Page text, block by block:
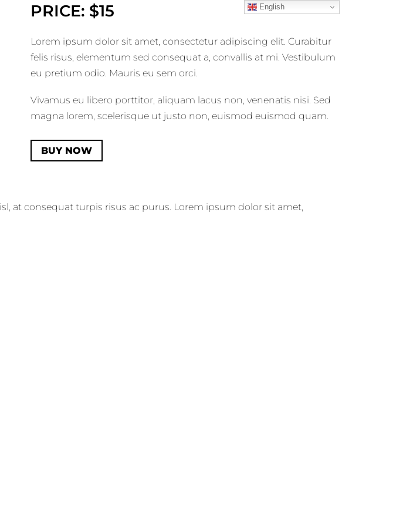
PRICE: $15
Lorem ipsum dolor sit amet, consectetur adipiscing elit. Curabitur
felis risus, elementum sed consequat a, convallis at mi. Vestibulum
eu pretium odio. Mauris eu sem orci.
Vivamus eu libero porttitor, aliquam lacus non, venenatis nisi. Sed
magna lorem, scelerisque ut justo non, euismod euismod quam.
BUY NOW
at consequat turpis risus ac purus. Lorem ipsum dolor sit amet,
English